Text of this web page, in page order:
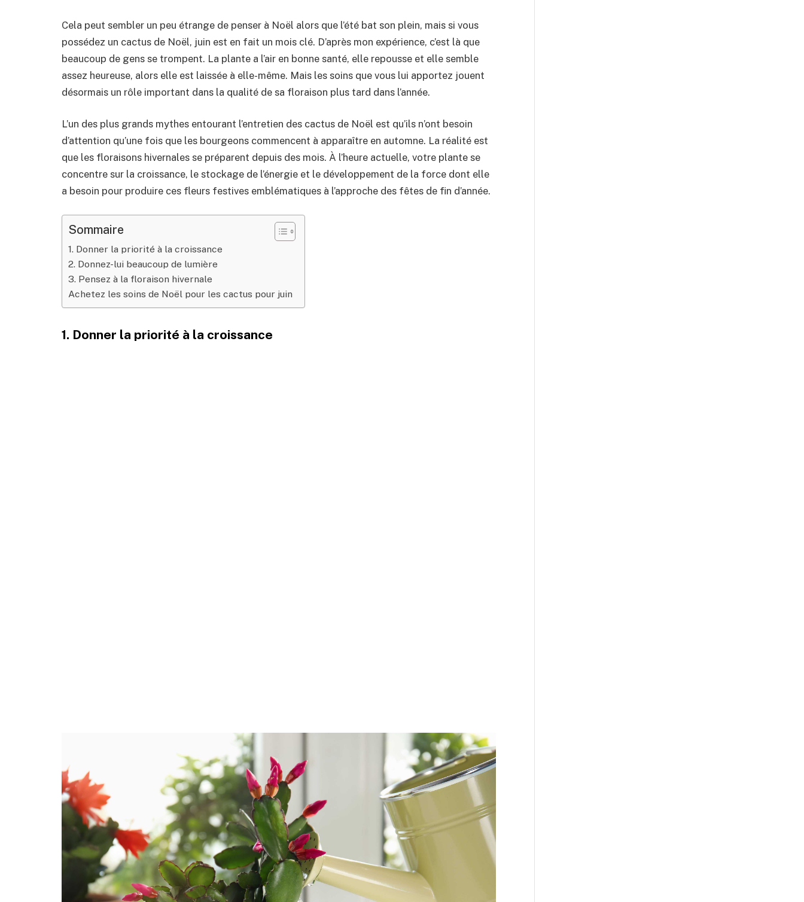
BULLETIN
Cela peut sembler un peu étrange de penser à Noël alors que l’été bat son plein, mais si vous
possédez un cactus de Noël, juin est en fait un mois clé. D’après mon expérience, c’est là que
beaucoup de gens se trompent. La plante a l’air en bonne santé, elle repousse et elle semble
assez heureuse, alors elle est laissée à elle-même. Mais les soins que vous lui apportez jouent
désormais un rôle important dans la qualité de sa floraison plus tard dans l’année.
L’un des plus grands mythes entourant l’entretien des cactus de Noël est qu’ils n’ont besoin
d’attention qu’une fois que les bourgeons commencent à apparaître en automne. La réalité est
que les floraisons hivernales se préparent depuis des mois. À l’heure actuelle, votre plante se
concentre sur la croissance, le stockage de l’énergie et le développement de la force dont elle
a besoin pour produire ces fleurs festives emblématiques à l’approche des fêtes de fin d’année.
Sommaire
1. Donner la priorité à la croissance
2. Donnez-lui beaucoup de lumière
3. Pensez à la floraison hivernale
Achetez les soins de Noël pour les cactus pour juin
1. Donner la priorité à la croissance